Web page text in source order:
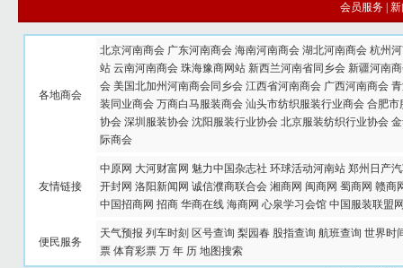
会员服务
各地商会
北京河南商会 广东河南商会 海南河南商会 湖北河南商会 杭州
站 云南河南商会 珠海豫商网站 新西兰河南省同乡会 新疆河南
会 美国北加州河南商会同乡会 江西省河南商会 广西河南商会
装同业商会 万商白马服装商会 汕头市纺织服装行业商会 合肥市
协会 深圳服装协会 沈阳服装行业协会 北京服装纺织行业协会
际商会
友情链接
中原网 大河财富网 魅力中国杂志社 环球活动河南站 郑州日产
开封网 洛阳新闻网 诚信濮商联合会 湘商网 闽商网 蜀商网 赣商
中国招商网 招商 华商在线 海商网 心泉学习会馆 中国服装联盟
便民服务
天气预报 列车时刻 区号查询 梨园春 股指查询 航班查询 世界时
票 体育彩票 万 年 历 地图搜索